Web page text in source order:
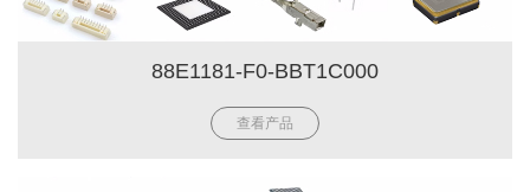
88E1181-F0-BBT1C000
查看产品